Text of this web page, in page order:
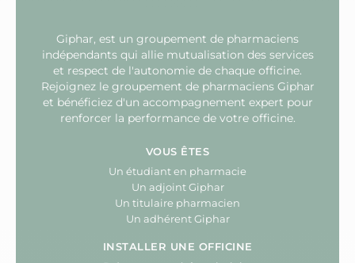
Giphar, est un groupement de pharmaciens
indépendants qui allie mutualisation des services
et respect de l'autonomie de chaque officine.
Rejoignez le groupement de pharmaciens Giphar
et bénéficiez d'un accompagnement expert pour
renforcer la performance de votre officine.
VOUS ÊTES
Un étudiant en pharmacie
Un adjoint Giphar
Un titulaire pharmacien
Un adhérent Giphar
INSTALLER UNE OFFICINE